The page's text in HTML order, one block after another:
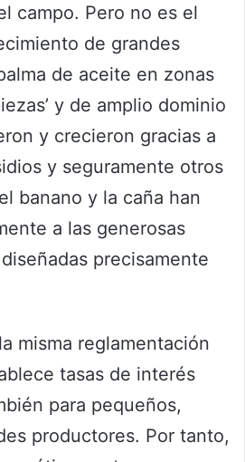
campo. Pero no es el
de grandes
de aceite en zonas
y de amplio dominio
y crecieron gracias a
y seguramente otros
banano y la caña han
a las generosas
precisamente
misma reglamentación
tasas de interés
para pequeños,
productores. Por tanto,